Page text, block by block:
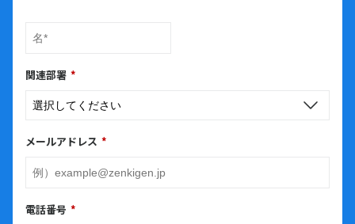
関連部署 *
メールアドレス *
電話番号 *